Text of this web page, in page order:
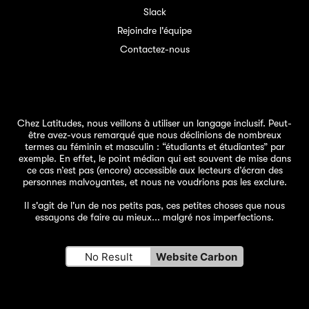
Slack
Rejoindre l'équipe
Contactez-nous
Chez Latitudes, nous veillons à utiliser un langage inclusif. Peut-
être avez-vous remarqué que nous déclinions de nombreux
termes au féminin et masculin : “étudiants et étudiantes” par
exemple. En effet, le point médian qui est souvent de mise dans
ce cas n’est pas (encore) accessible aux lecteurs d’écran des
personnes malvoyantes, et nous ne voudrions pas les exclure.
Il s'agit de l'un de nos petits pas, ces petites choses que nous
essayons de faire au mieux... malgré nos imperfections.
No Result Website Carbon